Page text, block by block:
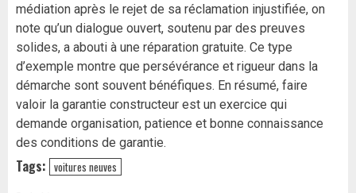
médiation après le rejet de sa réclamation injustifiée, on
note qu’un dialogue ouvert, soutenu par des preuves
solides, a abouti à une réparation gratuite. Ce type
d’exemple montre que persévérance et rigueur dans la
démarche sont souvent bénéfiques. En résumé, faire
valoir la garantie constructeur est un exercice qui
demande organisation, patience et bonne connaissance
des conditions de garantie.
Tags: voitures neuves